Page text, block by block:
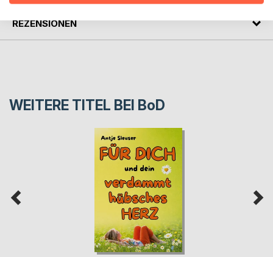
REZENSIONEN
WEITERE TITEL BEI BoD